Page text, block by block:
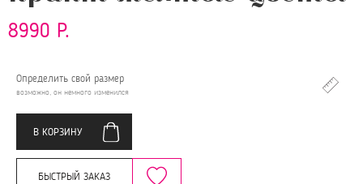
8990 Р.
Определить свой размер
возможно, он немного изменился
В КОРЗИНУ
БЫСТРЫЙ ЗАКАЗ